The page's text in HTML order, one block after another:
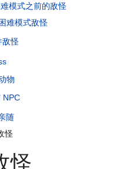
模式之前的敌怪
难模式敌怪
敌怪
物
NPC
随
怪
怪